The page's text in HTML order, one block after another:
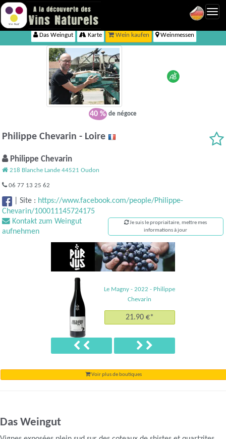
Das Weingut Karte Wein kaufen Weinmessen
40 % de négoce
Philippe Chevarin - Loire
Philippe Chevarin
218 Blanche Lande 44521 Oudon
06 77 13 25 62
|Site : https://www.facebook.com/people/Philippe-
Chevarin/100011145724175
Kontakt zum Weingut
aufnehmen
Je suis le propriaitaire, mettre mes
informations à jour
Le Magny - 2022 - Philippe
Chevarin
21.90 €*
Précédent Suivant
Voir plus de boutiques
Das Weingut